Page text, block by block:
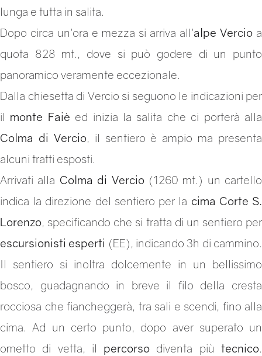
lunga e tutta in salita.
Dopo circa un'ora e mezza si arriva all'alpe Vercio a
quota 828 mt., dove si può godere di un punto
panoramico veramente eccezionale.
Dalla chiesetta di Vercio si seguono le indicazioni per
il monte Faiè ed inizia la salita che ci porterà alla
Colma di Vercio, il sentiero è ampio ma presenta
alcuni tratti esposti.
Arrivati alla Colma di Vercio(1260 mt.) un cartello
indica la direzione del sentiero per la cima Corte S.
Lorenzo, specificando che si tratta di un sentiero per
escursionisti esperti (EE), indicando 3h di cammino.
Il sentiero si inoltra dolcemente in un bellissimo
bosco, guadagnando in breve il filo della cresta
rocciosa che fiancheggerà, tra sali e scendi, fino alla
cima. Ad un certo punto, dopo aver superato un
ometto di vetta, il percorso diventa piùtecnico.